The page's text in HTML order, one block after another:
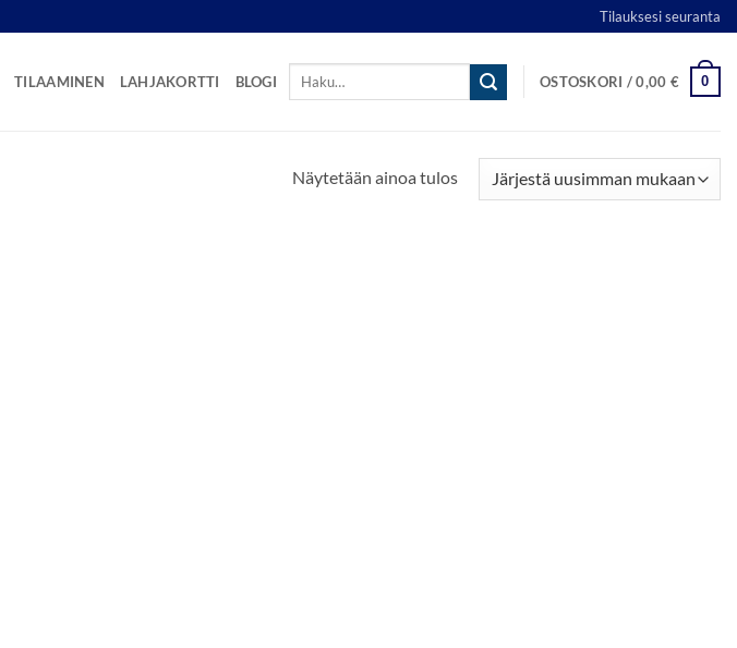
Tilauksesi seuranta
TILAAMINEN LAHJAKORTTI BLOGI
Etsi:
OSTOSKORI /0,00 € 0
Näytetään ainoa tulos